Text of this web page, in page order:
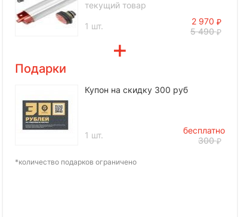
текущий товар
1 шт.
2 970
5 490
Подарки
Купон на скидку 300 руб
1 шт.
бесплатно
300
*количество подарков ограничено